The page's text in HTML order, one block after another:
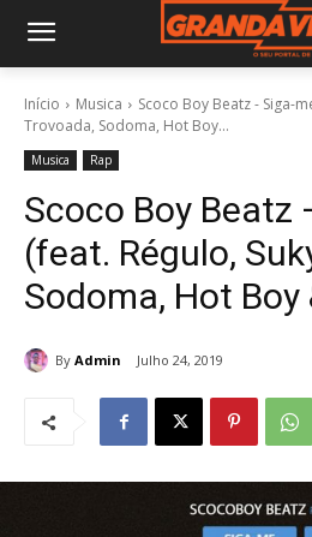
Início Musica
Scoco Boy Beatz - Siga-
Trovoada, Sodoma, Hot Boy...
Musica Rap
Scoco Boy Beatz
(feat. Régulo,
Sodoma, Hot Boy
By Admin Julho 24, 2019